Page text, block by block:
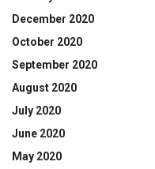
December 2020
October 2020
September 2020
August 2020
July 2020
June 2020
May 2020